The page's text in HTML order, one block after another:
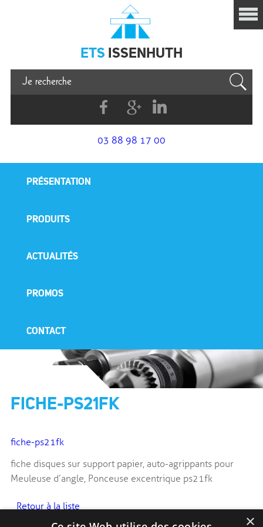
Issenhuth
ETS ISSENHUTH
FacebookG+
Linkedin
03 88 98 17 00
PRÉSENTATION
PRODUITS
ACTUALITÉS
PROMOS
CONTACT
FICHE-PS21FK
fiche-ps21fk
fiche disques sur support papier, auto-agrippants pour
Meuleuse d’angle, Ponceuse excentrique ps21fk
Retour à la liste
×